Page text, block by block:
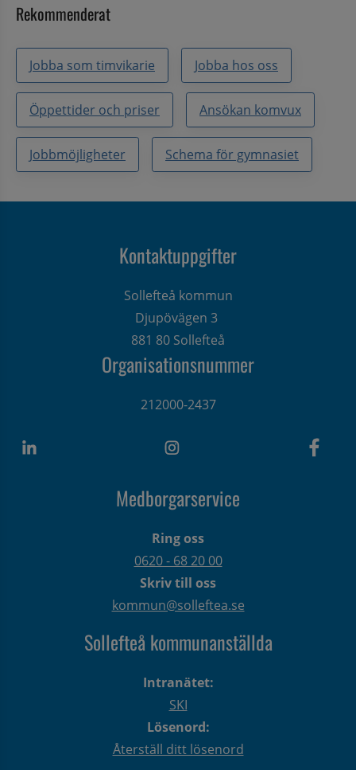
Rekommenderat
Jobba som timvikarie Jobba hos oss
Öppettider och priser Ansökan komvux
Jobbmöjligheter Schema för gymnasiet
Kontaktuppgifter
Sollefteå kommun
Djupövägen 3
881 80 Sollefteå
Organisationsnummer
212000-2437
Medborgarservice
Ring oss
0620 - 68 20 00
Skriv till oss
kommun@solleftea.se
Sollefteå kommunanställda
Intranätet:
SKI
Lösenord:
Återställ ditt lösenord